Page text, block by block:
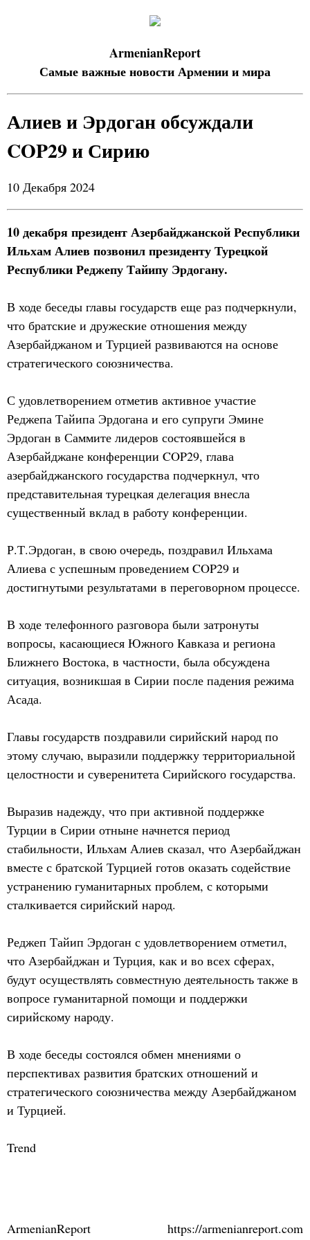
ArmenianReport
Самые важные новости Армении и мира
Алиев и Эрдоган обсуждали
COP29 и Сирию
10 Декабря 2024
10 декабря президент Азербайджанской Республики
Ильхам Алиев позвонил президенту Турецкой
Республики Реджепу Тайипу Эрдогану.
В ходе беседы главы государств еще раз подчеркнули,
что братские и дружеские отношения между
Азербайджаном и Турцией развиваются на основе
стратегического союзничества.
С удовлетворением отметив активное участие
Реджепа Тайипа Эрдогана и его супруги Эмине
Эрдоган в Саммите лидеров состоявшейся в
Азербайджане конференции COP29, глава
азербайджанского государства подчеркнул, что
представительная турецкая делегация внесла
существенный вклад в работу конференции.
Р.Т.Эрдоган, в свою очередь, поздравил Ильхама
Алиева с успешным проведением COP29 и
достигнутыми результатами в переговорном процессе.
В ходе телефонного разговора были затронуты
вопросы, касающиеся Южного Кавказа и региона
Ближнего Востока, в частности, была обсуждена
ситуация, возникшая в Сирии после падения режима
Асада.
Главы государств поздравили сирийский народ по
этому случаю, выразили поддержку территориальной
целостности и суверенитета Сирийского государства.
Выразив надежду, что при активной поддержке
Турции в Сирии отныне начнется период
стабильности, Ильхам Алиев сказал, что Азербайджан
вместе с братской Турцией готов оказать содействие
устранению гуманитарных проблем, с которыми
сталкивается сирийский народ.
Реджеп Тайип Эрдоган с удовлетворением отметил,
что Азербайджан и Турция, как и во всех сферах,
будут осуществлять совместную деятельность также в
вопросе гуманитарной помощи и поддержки
сирийскому народу.
В ходе беседы состоялся обмен мнениями о
перспективах развития братских отношений и
стратегического союзничества между Азербайджаном
и Турцией.
Trend
ArmenianReport https://armenianreport.com